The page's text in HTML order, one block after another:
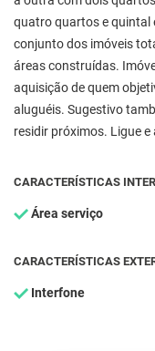
quatro quartos e quintal
conjunto dos imóveis
áreas construídas.
aquisição de quem
aluguéis. Sugestivo
residir próximos. Ligue
CARACTERÍSTICAS
Área serviço
CARACTERÍSTICAS
Interfone